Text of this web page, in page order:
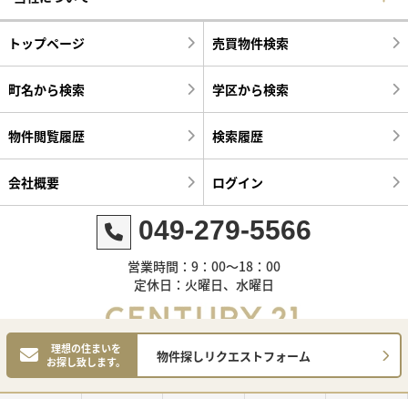
理想の住まいを
お探し致します。
物件探しリクエストフォーム
トップページ 売買物件検索
町名から検索 学区から検索
物件閲覧履歴 検索履歴
会社概要 ログイン
049-279-5566
営業時間：9：00～18：00
定休日：火曜日、水曜日
©センチュリー21明和ハウス